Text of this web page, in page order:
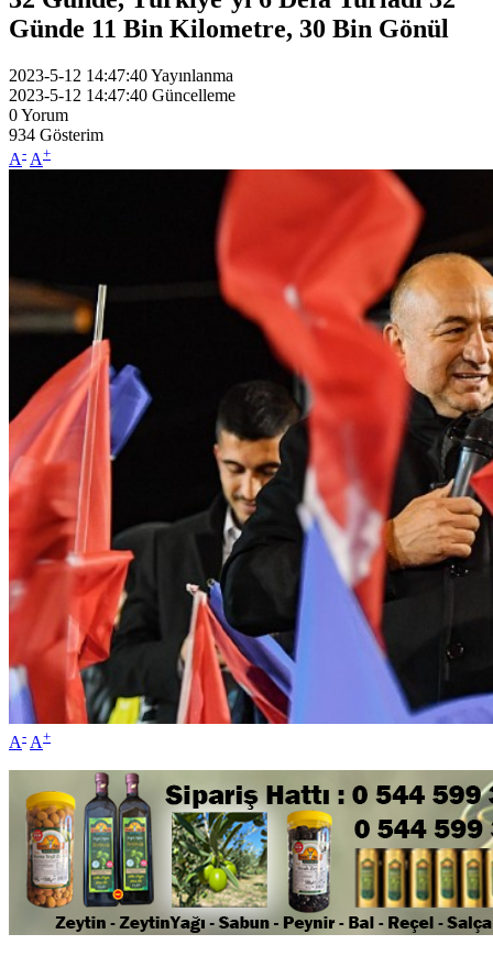
Günde 11 Bin Kilometre, 30 Bin Gönül
2023-5-12 14:47:40Yayınlanma
2023-5-12 14:47:40 Güncelleme
0Yorum
934 Gösterim
A- A+
A- A+